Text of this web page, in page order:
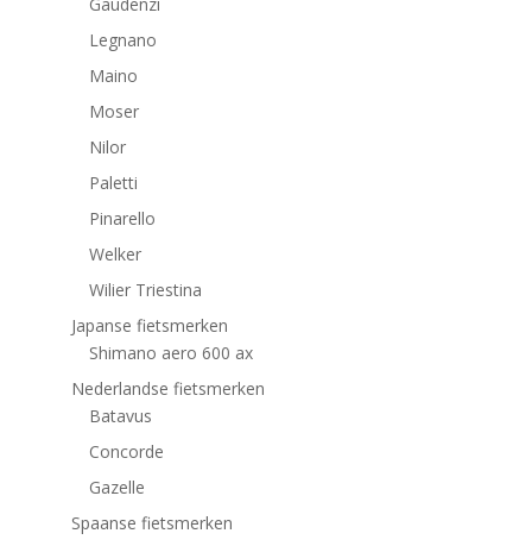
Legnano
Maino
Moser
Nilor
Paletti
Pinarello
Welker
Wilier Triestina
Japanse fietsmerken
Shimano aero 600 ax
Nederlandse fietsmerken
Batavus
Concorde
Gazelle
Spaanse fietsmerken